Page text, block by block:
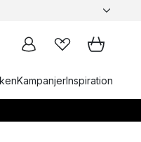
KampanjerInspiration